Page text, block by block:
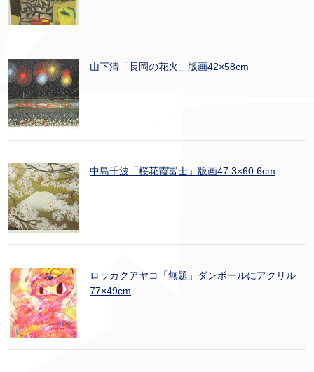
山下清「長岡の花火」版画42×58cm
中島千波「桜花霞富士」版画47.3×60.6cm
ロッカクアヤコ「無題」ダンボールにアクリル
77×49cm